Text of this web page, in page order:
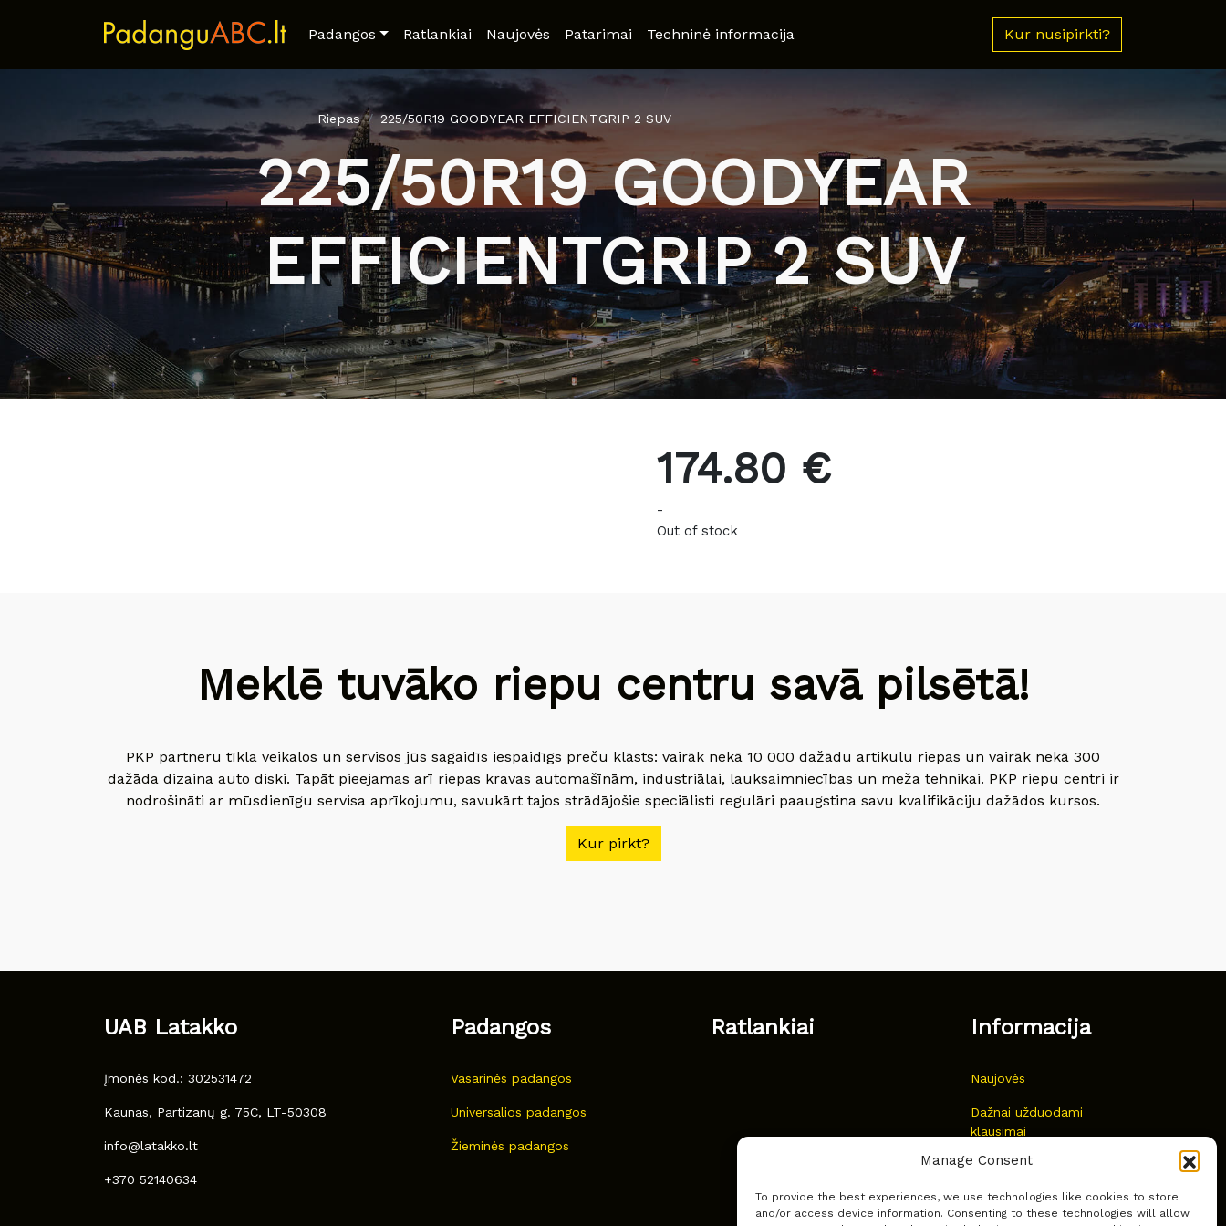
Manage Consent
To provide the best experiences, we use technologies like cookies to store
and/or access device information. Consenting to these technologies will allow
Padangos Ratlankiai Naujovės Patarimai Techninė informacija Kur nusipirkti?
Riepas 225/50R19 GOODYEAR EFFICIENTGRIP 2 SUV
225/50R19 GOODYEAR
EFFICIENTGRIP 2 SUV
174.80 €
-
Out of stock
Meklē tuvāko riepu centru savā pilsētā!
PKP partneru tīkla veikalos un servisos jūs sagaidīs iespaidīgs preču klāsts: vairāk nekā 10 000 dažādu artikulu riepas un vairāk nekā 300
dažāda dizaina auto diski. Tapāt pieejamas arī riepas kravas automašīnām, industriālai, lauksaimniecības un meža tehnikai. PKP riepu centri ir
nodrošināti ar mūsdienīgu servisa aprīkojumu, savukārt tajos strādājošie speciālisti regulāri paaugstina savu kvalifikāciju dažādos kursos.
Kur pirkt?
UAB Latakko
Įmonės kod.: 302531472
Kaunas, Partizanų g. 75C, LT-50308
info@latakko.lt
+370 52140634
Padangos
Vasarinės padangos
Universalios padangos
Žieminės padangos
Ratlankiai Informacija
Naujovės
Dažnai užduodami
klausimai
Kur nusipirkti?
Privatumas